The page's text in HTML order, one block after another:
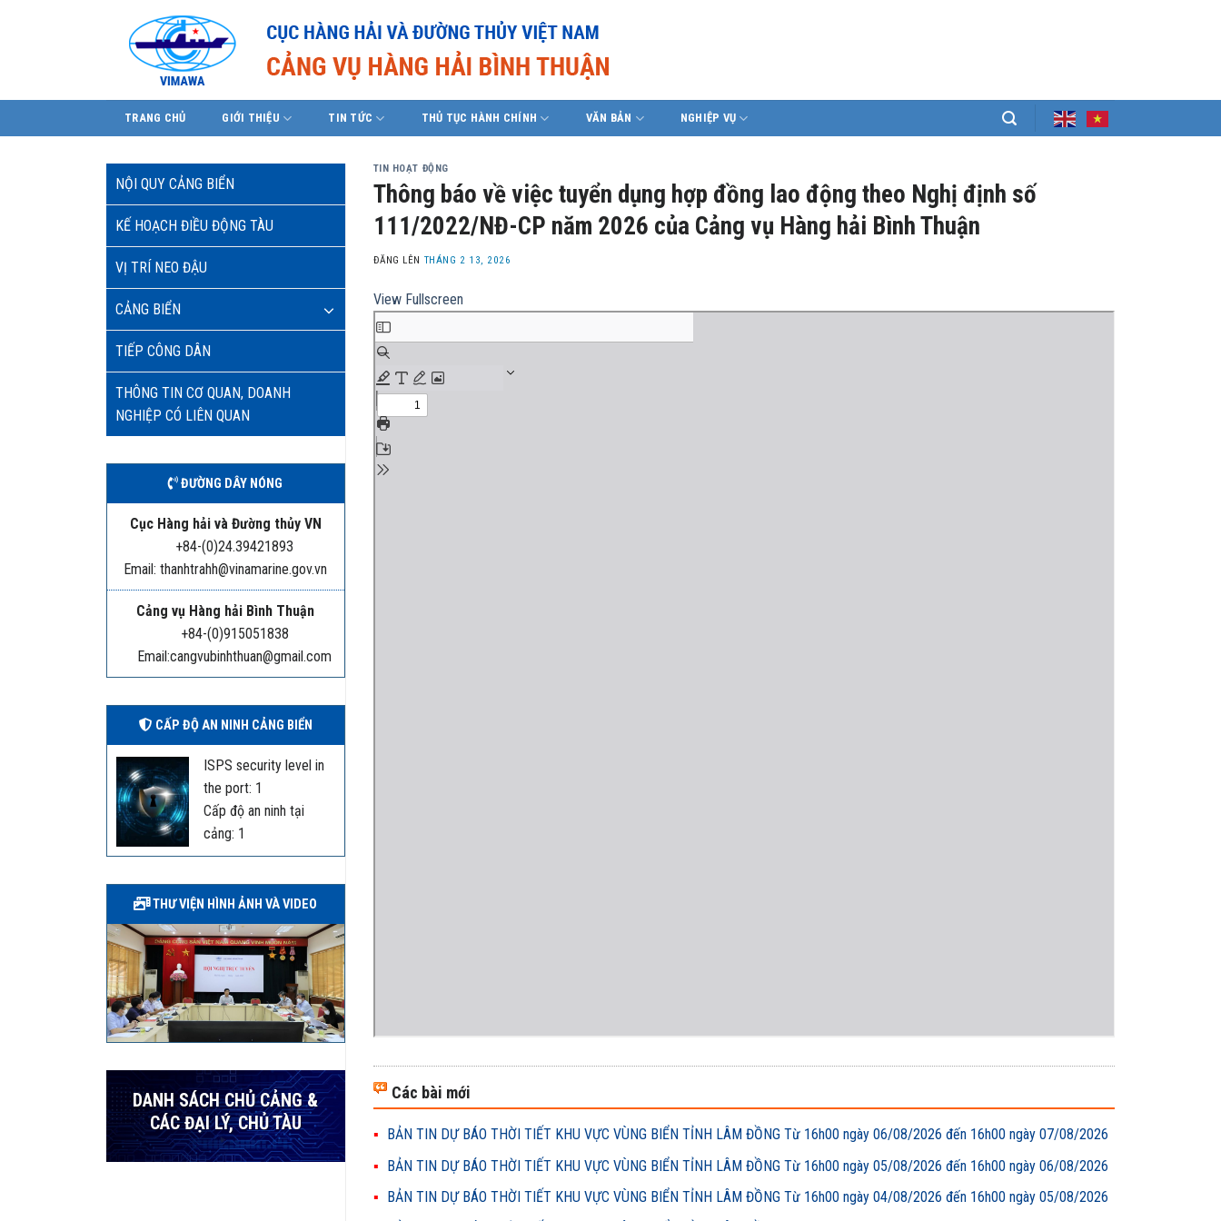
TRANG CHỦ GIỚI THIỆU TIN TỨC THỦ TỤC HÀNH CHÍNH VĂN BẢN NGHIỆP VỤ
NỘI QUY CẢNG BIỂN
KẾ HOẠCH ĐIỀU ĐỘNG TÀU
VỊ TRÍ NEO ĐẬU
CẢNG BIỂN
TIẾP CÔNG DÂN
THÔNG TIN CƠ QUAN, DOANH
NGHIỆP CÓ LIÊN QUAN
ĐƯỜNG DÂY NÓNG
Cục Hàng hải và Đường thủy VN
+84-(0)24.39421893
Email: thanhtrahh@vinamarine.gov.vn
Cảng vụ Hàng hải Bình Thuận
+84-(0)915051838
Email:cangvubinhthuan@gmail.com
CẤP ĐỘ AN NINH CẢNG BIỂN
ISPS security level in
the port: 1
Cấp độ an ninh tại
cảng: 1
THƯ VIỆN HÌNH ẢNH VÀ VIDEO
DANH SÁCH CHỦ CẢNG &
CÁC ĐẠI LÝ, CHỦ TÀU
TIN HOẠT ĐỘNG
Thông báo về việc tuyển dụng hợp đồng lao động theo Nghị định số
111/2022/NĐ-CP năm 2026 của Cảng vụ Hàng hải Bình Thuận
ĐĂNG LÊN THÁNG 2 13, 2026
View Fullscreen
Các bài mới
BẢN TIN DỰ BÁO THỜI TIẾT KHU VỰC VÙNG BIỂN TỈNH LÂM ĐỒNG Từ 16h00 ngày 06/08/2026 đến 16h00 ngày 07/08/2026
BẢN TIN DỰ BÁO THỜI TIẾT KHU VỰC VÙNG BIỂN TỈNH LÂM ĐỒNG Từ 16h00 ngày 05/08/2026 đến 16h00 ngày 06/08/2026
BẢN TIN DỰ BÁO THỜI TIẾT KHU VỰC VÙNG BIỂN TỈNH LÂM ĐỒNG Từ 16h00 ngày 04/08/2026 đến 16h00 ngày 05/08/2026